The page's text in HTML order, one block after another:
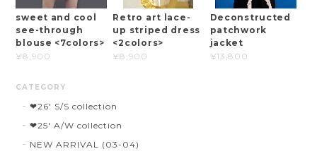
sweet and cool
see-through
blouse <7colors>
¥8,900
Retro art lace-
up striped dress
<2colors>
¥8,900
Deconstructed
patchwork
jacket
¥13,800
CATEGORY
❤︎26' S/S collection
❤︎25' A/W collection
NEW ARRIVAL (03-04)